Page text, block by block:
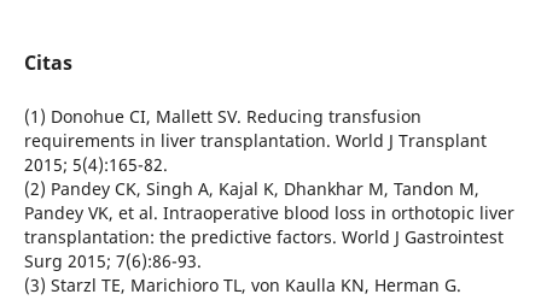
Citas
(1) Donohue CI, Mallett SV. Reducing transfusion
requirements in liver transplantation. World J Transplant
2015; 5(4):165-82.
(2) Pandey CK, Singh A, Kajal K, Dhankhar M, Tandon M,
Pandey VK, et al. Intraoperative blood loss in orthotopic liver
transplantation: the predictive factors. World J Gastrointest
Surg 2015; 7(6):86-93.
(3) Starzl TE, Marichioro TL, von Kaulla KN, Herman G.